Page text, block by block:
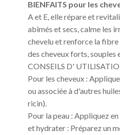
BIENFAITS pour les
A et E, elle répare et
abîmés et secs, calme les
chevelu et renforce la
des cheveux forts, souples
CONSEILS D'
Pour les cheveux :
ou associée à d'autres
ricin).
Pour la peau : Appliquez
et hydrater : Préparez un